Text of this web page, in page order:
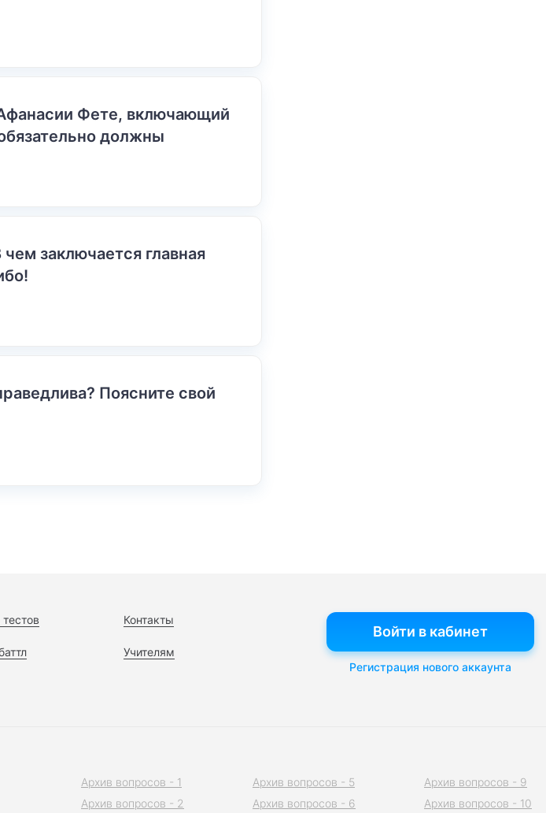
Фете, включающий
должны
заключается главная
Поясните свой
Контакты
Учителям
Войти в кабинет
Регистрация нового аккаунта
Архив вопросов - 1
Архив вопросов - 2
Архив вопросов - 5
Архив вопросов - 6
Архив вопросов - 9
Архив вопросов - 10